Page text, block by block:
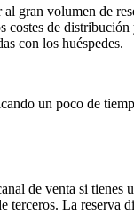
gran volumen de
de
con los huéspedes.
un poco de
de venta si tienes
La reserva